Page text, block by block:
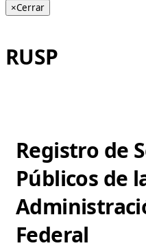
×Cerrar
RUSP
Registro de
Públicos de
Federal